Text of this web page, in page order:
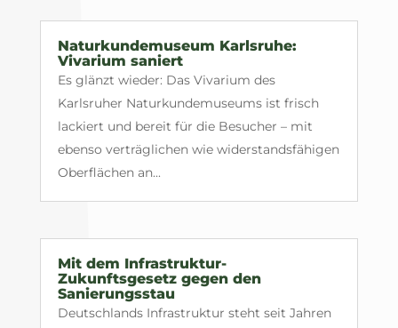
Naturkundemuseum Karlsruhe:
Vivarium saniert
Es glänzt wieder: Das Vivarium des
Karlsruher Naturkundemuseums ist frisch
lackiert und bereit für die Besucher – mit
ebenso verträglichen wie widerstandsfähigen
Oberflächen an...
Mit dem Infrastruktur-
Zukunftsgesetz gegen den
Sanierungsstau
Deutschlands Infrastruktur steht seit Jahren